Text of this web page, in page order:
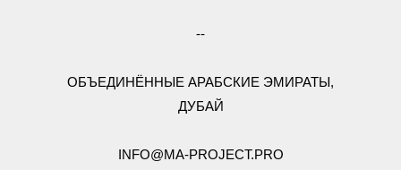
--
ОБЪЕДИНЁННЫЕ АРАБСКИЕ ЭМИРАТЫ,
ДУБАЙ
INFO@MA-PROJECT.PRO